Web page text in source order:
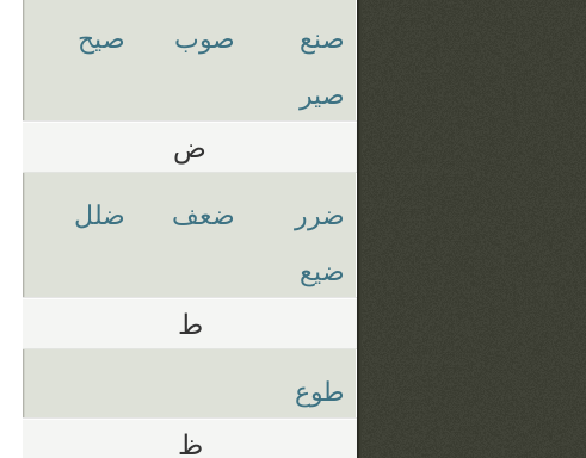
صنع
صوب
صيح
صير
ض
ضرر ضعف
ضلل
ضيع
ط
طوع
ظ